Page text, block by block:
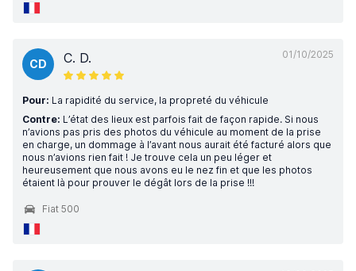
01/10/2025
CD C. D.
Pour: La rapidité du service, la propreté du véhicule
Contre: L’état des lieux est parfois fait de façon rapide. Si nous
n’avions pas pris des photos du véhicule au moment de la prise
en charge, un dommage à l’avant nous aurait été facturé alors que
nous n’avions rien fait ! Je trouve cela un peu léger et
heureusement que nous avons eu le nez fin et que les photos
étaient là pour prouver le dégât lors de la prise !!!
Fiat 500